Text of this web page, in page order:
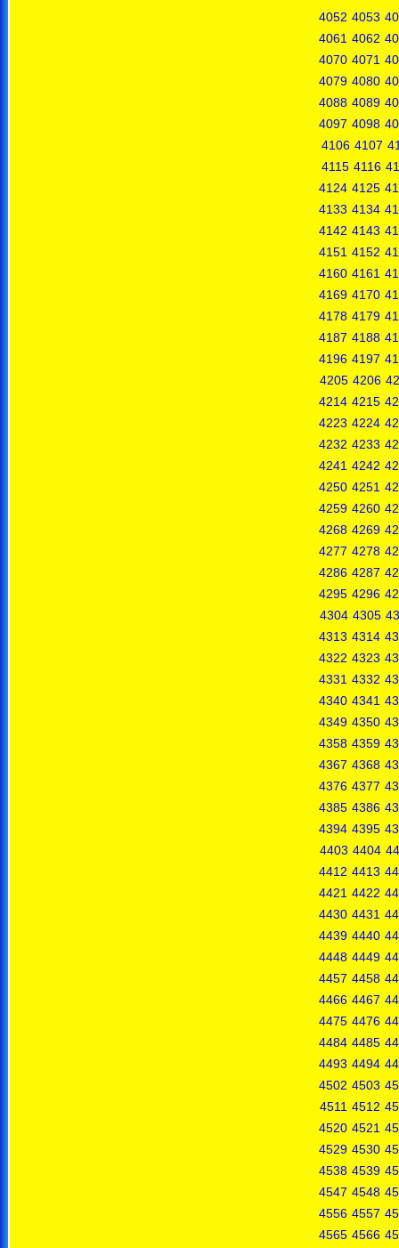
4052 4053
4061 4062
4070 4071
4079 4080
4088 4089
4097 4098
4106 4107
4115 4116
4124 4125
4133 4134
4142 4143
4151 4152
4160 4161
4169 4170
4178 4179
4187 4188
4196 4197
4205 4206
4214 4215
4223 4224
4232 4233
4241 4242
4250 4251
4259 4260
4268 4269
4277 4278
4286 4287
4295 4296
4304 4305
4313 4314
4322 4323
4331 4332
4340 4341
4349 4350
4358 4359
4367 4368
4376 4377
4385 4386
4394 4395
4403 4404
4412 4413
4421 4422
4430 4431
4439 4440
4448 4449
4457 4458
4466 4467
4475 4476
4484 4485
4493 4494
4502 4503
4511 4512
4520 4521
4529 4530
4538 4539
4547 4548
4556 4557
4565 4566